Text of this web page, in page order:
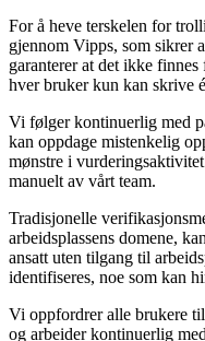
For å heve terskelen for
gjennom Vipps, som sikrer
garanterer at det ikke
hver bruker kun kan skrive
Vi følger kontinuerlig med
kan oppdage mistenkelig
mønstre i
manuelt av vårt team.
Tradisjonelle
arbeidsplassens domene,
ansatt uten tilgang til
identifiseres, noe som kan
Vi oppfordrer alle brukere
og arbeider kontinuerlig